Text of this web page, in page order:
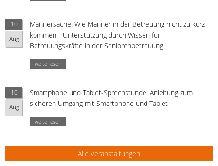
10
Aug
Männersache: Wie Männer in der Betreuung nicht zu kurz
kommen - Unterstützung durch Wissen für
Betreuungskräfte in der Seniorenbetreuung
weiterlesen
10
Aug
Smartphone und Tablet-Sprechstunde: Anleitung zum
sicheren Umgang mit Smartphone und Tablet
weiterlesen
Alle Veranstaltungen